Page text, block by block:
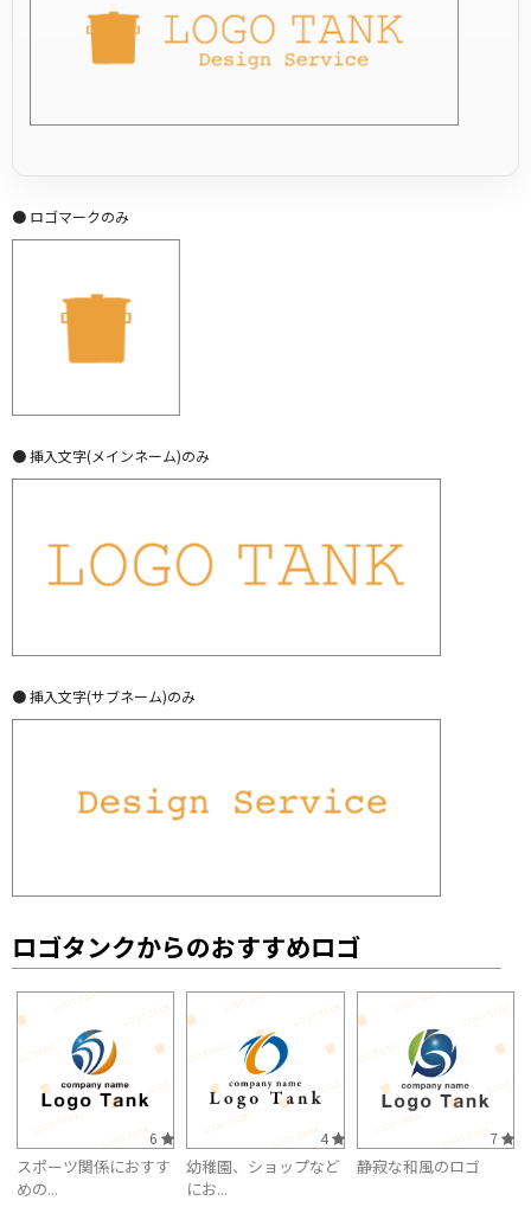
● ロゴマークのみ
● 挿入文字(メインネーム)のみ
● 挿入文字(サブネーム)のみ
ロゴタンクからのおすすめロゴ
6
スポーツ関係におすす
めの...
4
幼稚園、ショップなど
にお...
7
静寂な和風のロゴ